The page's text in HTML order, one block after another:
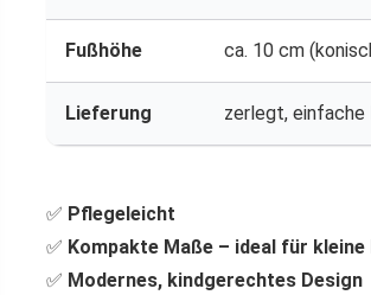
Fußhöhe ca. 10 cm
Lieferung zerlegt, einfache
✅ Pflegeleicht
✅ Kompakte Maße – ideal für kleine
✅ Modernes, kindgerechtes Design